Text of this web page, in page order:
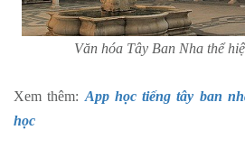
Văn hóa Tây Ban Nha thể
Xem thêm: App học tiếng tây ban
học